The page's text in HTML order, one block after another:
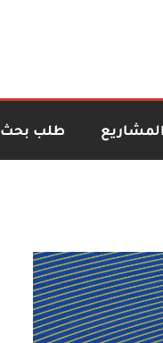
المشاريع طلب بحث